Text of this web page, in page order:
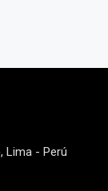
Lima - Perú